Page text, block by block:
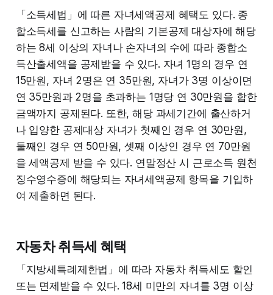
「소득세법」에 따른 자녀세액공제 혜택도 있다. 종
합소득세를 신고하는 사람의 기본공제 대상자에 해당
하는 8세 이상의 자녀나 손자녀의 수에 따라 종합소
득산출세액을 공제받을 수 있다. 자녀 1명의 경우 연
15만원, 자녀 2명은 연 35만원, 자녀가 3명 이상이면
연 35만원과 2명을 초과하는 1명당 연 30만원을 합한
금액까지 공제된다. 또한, 해당 과세기간에 출산하거
나 입양한 공제대상 자녀가 첫째인 경우 연 30만원,
둘째인 경우 연 50만원, 셋째 이상인 경우 연 70만원
을 세액공제 받을 수 있다. 연말정산 시 근로소득 원천
징수영수증에 해당되는 자녀세액공제 항목을 기입하
여 제출하면 된다.
자동차 취득세 혜택
「지방세특례제한법」에 따라 자동차 취득세도 할인
또는 면제받을 수 있다. 18세 미만의 자녀를 3명 이상